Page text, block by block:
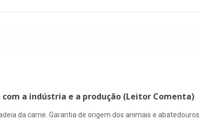
a indústria e a produção (Leitor Comenta)
da carne. Garantia de origem dos animais e